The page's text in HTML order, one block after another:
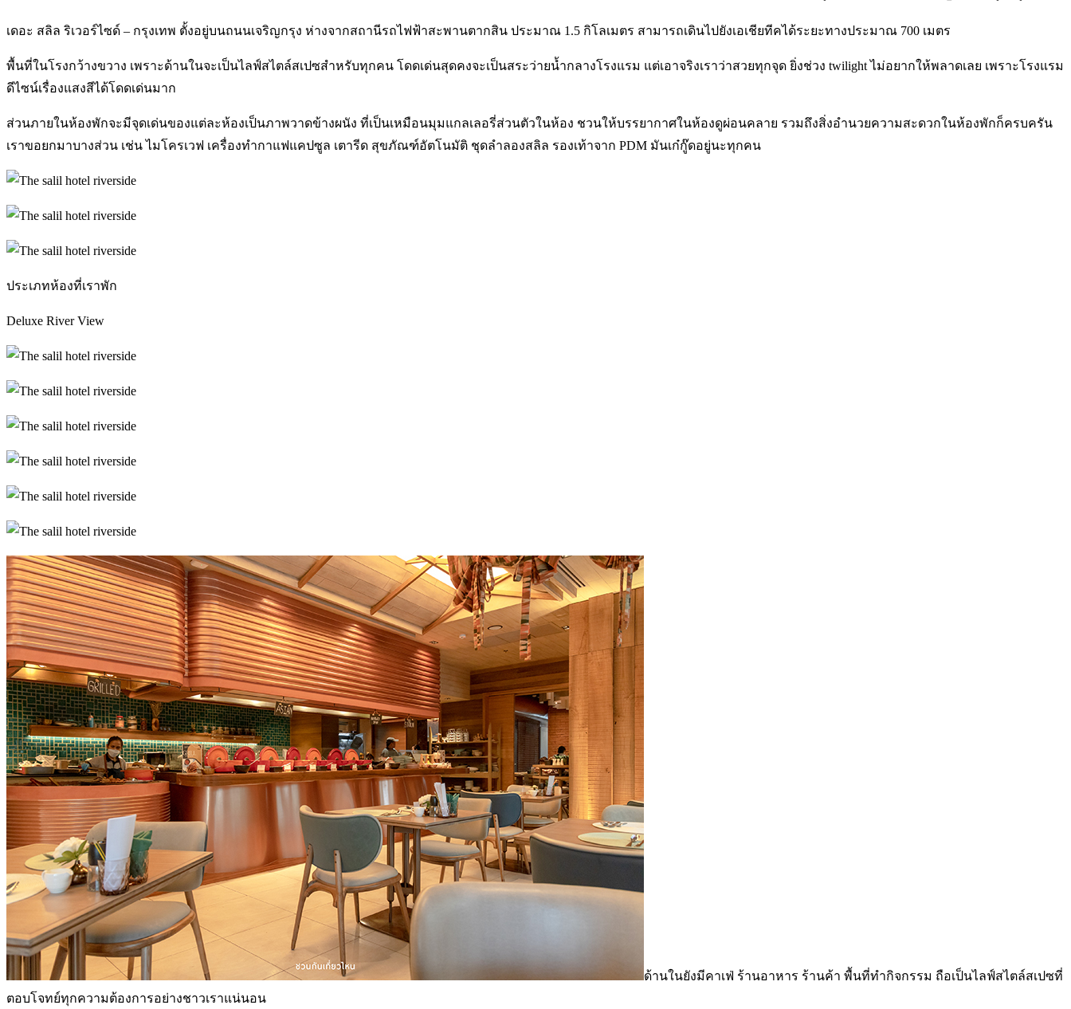
เดอะ สลิล ริเวอร์ไซด์ – กรุงเทพ ตั้งอยู่บนถนนเจริญกรุง ห่างจากสถานีรถไฟฟ้าสะพานตากสิน ประมาณ 1.5 กิโลเมตร สามารถเดินไปยังเอเชียทีคได้ระยะทางประมาณ 700 เมตร
พื้นที่ในโรงกว้างขวาง เพราะด้านในจะเป็นไลฟ์สไตล์สเปซสำหรับทุกคน โดดเด่นสุดคงจะเป็นสระว่ายน้ำกลางโรงแรม แต่เอาจริงเราว่าสวยทุกจุด ยิ่งช่วง twilight ไม่อยากให้พลาดเลย เพราะโรงแรม
ดีไซน์เรื่องแสงสีได้โดดเด่นมาก
ส่วนภายในห้องพักจะมีจุดเด่นของแต่ละห้องเป็นภาพวาดข้างผนัง ที่เป็นเหมือนมุมแกลเลอรี่ส่วนตัวในห้อง ชวนให้บรรยากาศในห้องดูผ่อนคลาย รวมถึงสิ่งอำนวยความสะดวกในห้องพักก็ครบครัน
เราขอยกมาบางส่วน เช่น ไมโครเวฟ เครื่องทำกาแฟแคปซูล เตารีด สุขภัณฑ์อัตโนมัติ ชุดลำลองสลิล รองเท้าจาก PDM มันเก๋กู๊ดอยู่นะทุกคน
ประเภทห้องที่เราพัก
Deluxe River View
ด้านในยังมีคาเฟ่ ร้านอาหาร ร้านค้า พื้นที่ทำกิจกรรม ถือเป็นไลฟ์สไตล์สเปซที่
ตอบโจทย์ทุกความต้องการอย่างชาวเราแน่นอน